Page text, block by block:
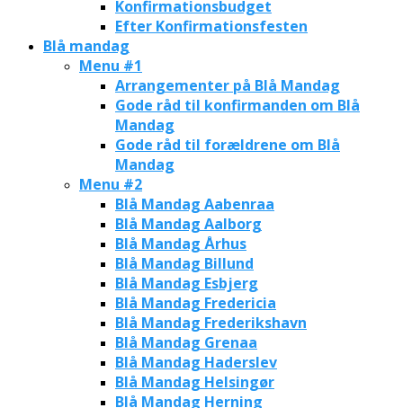
Konfirmationsbudget
Efter Konfirmationsfesten
Blå mandag
Menu #1
Arrangementer på Blå Mandag
Gode råd til konfirmanden om Blå
Mandag
Gode råd til forældrene om Blå
Mandag
Menu #2
Blå Mandag Aabenraa
Blå Mandag Aalborg
Blå Mandag Århus
Blå Mandag Billund
Blå Mandag Esbjerg
Blå Mandag Fredericia
Blå Mandag Frederikshavn
Blå Mandag Grenaa
Blå Mandag Haderslev
Blå Mandag Helsingør
Blå Mandag Herning